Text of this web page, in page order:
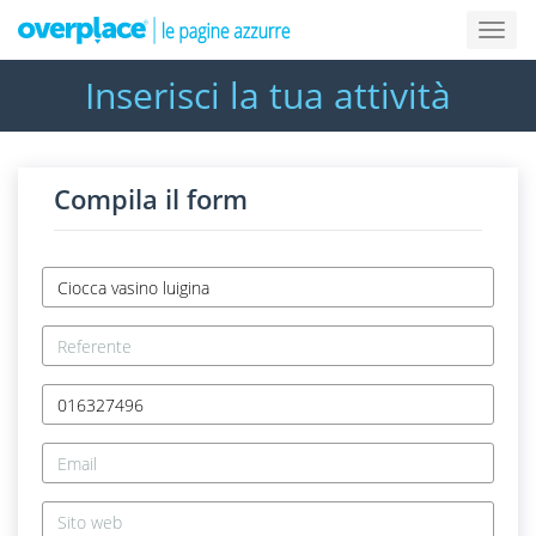
Inserisci la tua attività
Compila il form